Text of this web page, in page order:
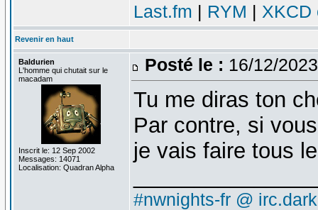
Last.fm | RYM | XKCD
Revenir en haut
Baldurien
L'homme qui chutait sur le
macadam
Inscrit le: 12 Sep 2002
Messages: 14071
Localisation: Quadran Alpha
Posté le : 16/12/
Tu me diras ton
Par contre, si
je vais faire tous
#nwnights-fr @